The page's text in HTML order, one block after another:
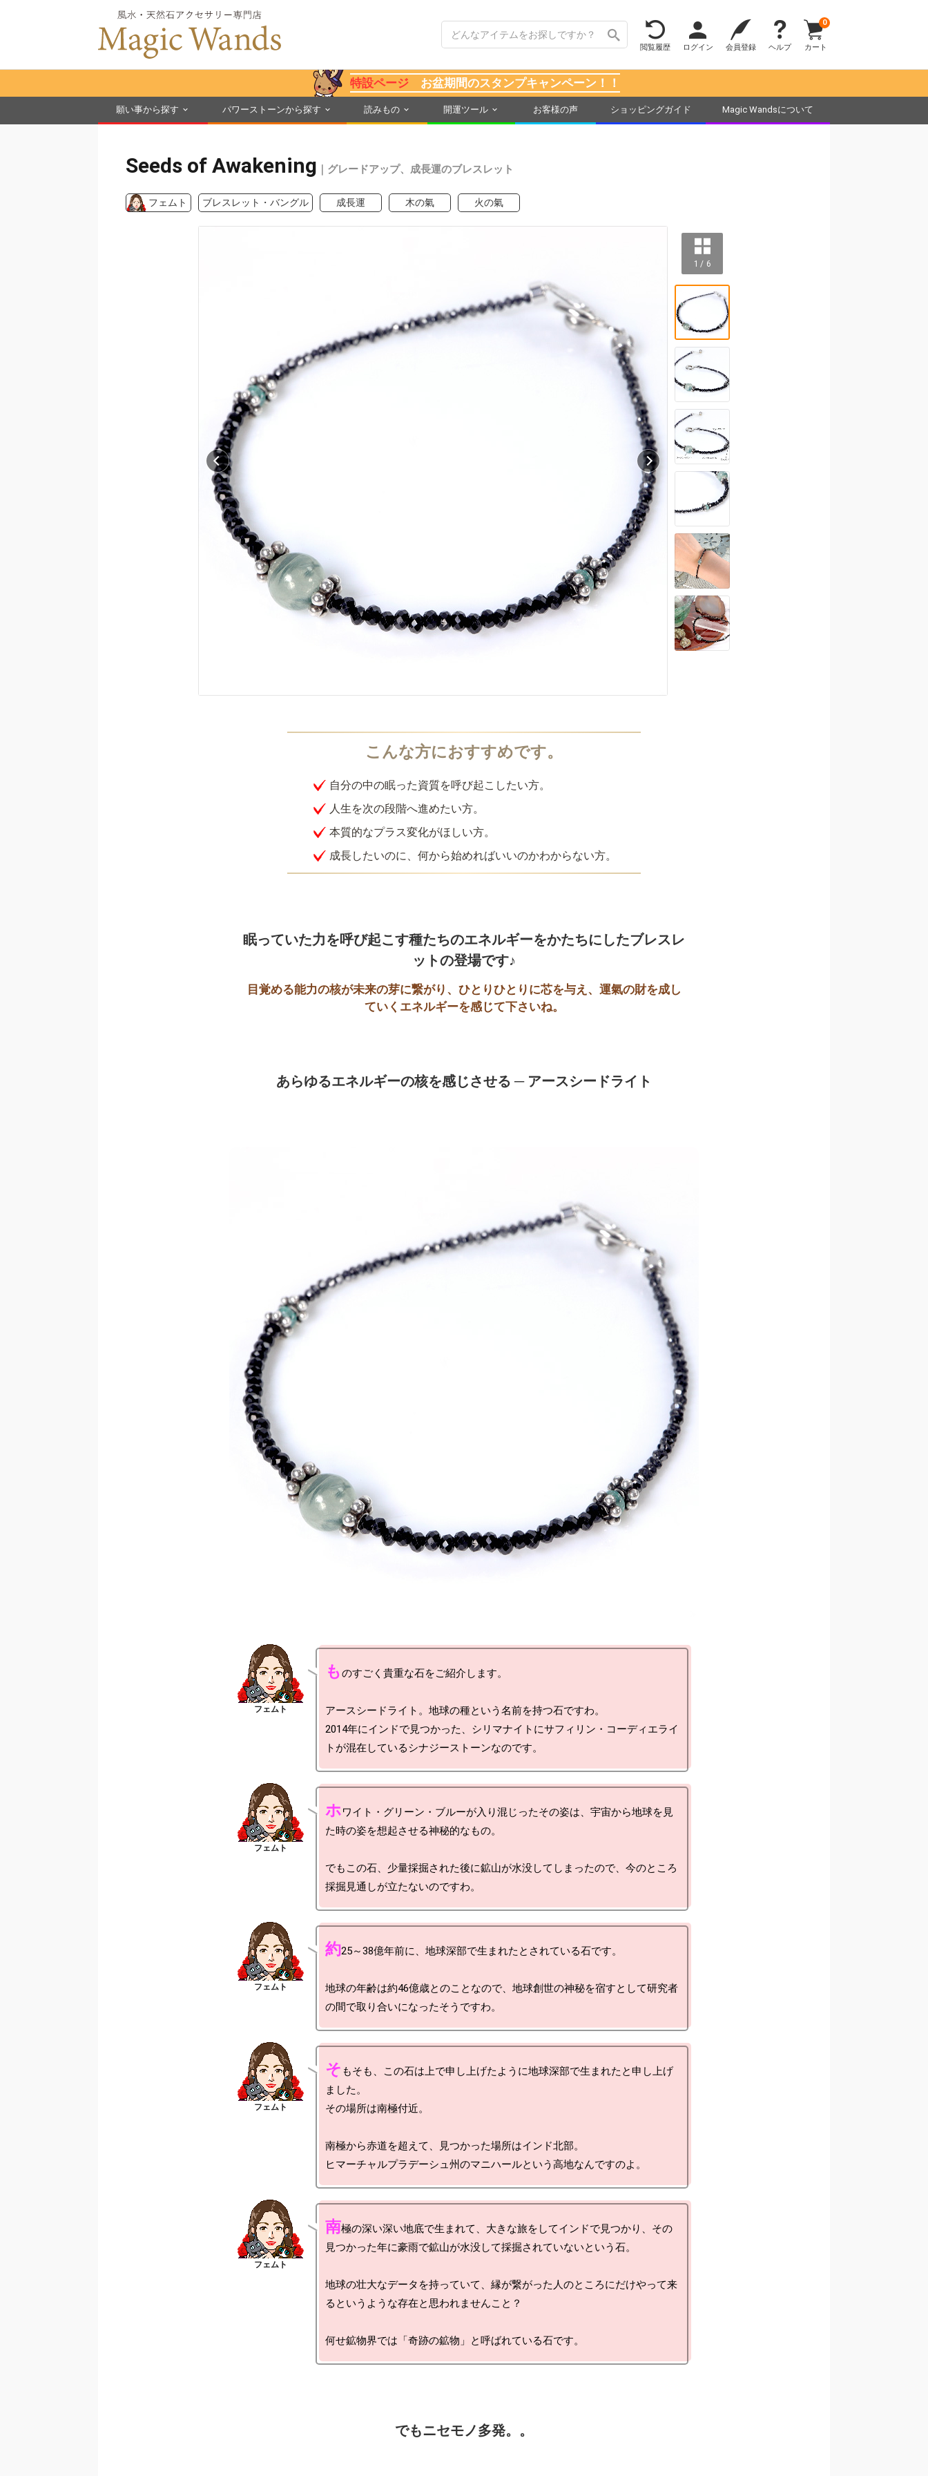
閲覧履歴 ログイン 会員登録 ヘルプ カート
0
特設ページ お盆期間のスタンプキャンペーン！！
願い事から探す パワーストーンから探す 読みもの 開運ツール お客様の声 ショッピングガイド Magic Wandsについて
Seeds of Awakening ｜グレードアップ、成長運のブレスレット
フェムト ブレスレット・バングル 成長運 木の氣 火の氣
1 / 6
自分の中の眠った資質を呼び起こしたい方。
人生を次の段階へ進めたい方。
本質的なプラス変化がほしい方。
成長したいのに、何から始めればいいのかわからない方。
眠っていた力を呼び起こす種たちのエネルギーをかたちにしたブレスレ
目覚める能力の核が未来の芽に繋がり、ひとりひとりに芯を与え、運氣の財を成し
ものすごく貴重な石をご紹介します。
アースシードライト。地球の種という名前を持つ石ですわ。
2014年にインドで見つかった、シリマナイトにサフィリン・コーディエライ
ホワイト・グリーン・ブルーが入り混じったその姿は、宇宙から地球を見
た時の姿を想起させる神秘的なもの。
でもこの石、少量採掘された後に鉱山が水没してしまったので、今のところ
約25～38億年前に、地球深部で生まれたとされている石です。
地球の年齢は約46億歳とのことなので、地球創世の神秘を宿すとして研究者
そ もそも、この石は上で申し上げたように地球深部で生まれたと申し上げ
ました。
その場所は南極付近。
南極から赤道を超えて、見つかった場所はインド北部。
南極の深い深い地底で生まれて、大きな旅をしてインドで見つかり、その
見つかった年に豪雨で鉱山が水没して採掘されていないという石。
地球の壮大なデータを持っていて、縁が繋がった人のところにだけやって来
るというような存在と思われませんこと？